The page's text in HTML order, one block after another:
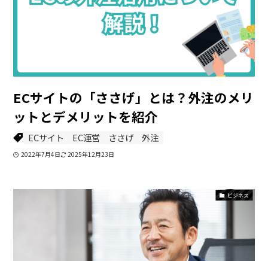
ECサイトの「ささげ」とは？外注のメリ
ットとデメリットを紹介
ECサイト EC運営 ささげ 外注
2022年7月4日 2025年12月23日
ビジネス